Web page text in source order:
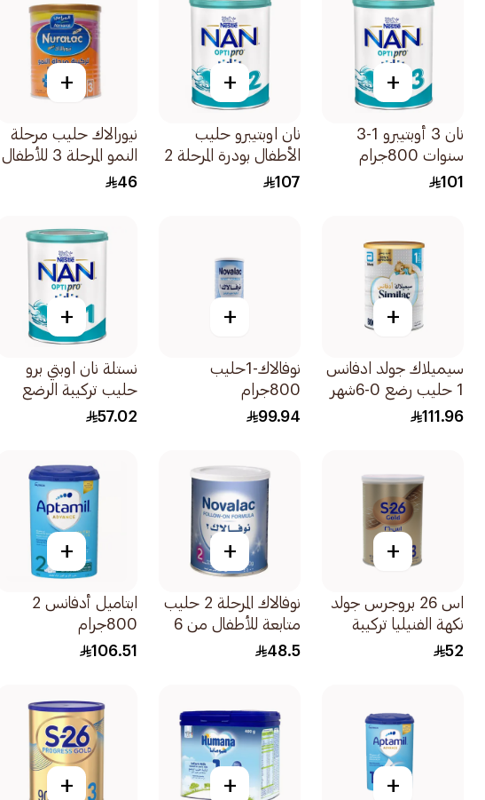
+
نان 3 أوبتيبرو 1-3
سنوات 800جرام
101
+
نان اوبتيبرو حليب
الأطفال بودرة المرحلة 2
800جرام
107
+
نيورالاك حليب مرحلة
النمو المرحلة 3 للأطفال
من عمر سنوات
46
+
سيميلاك جولد ادفانس
1 حليب رضع 0-6شهر
800جرام
111.96
+
نوفالاك-1حليب
800جرام
99.94
+
نستلة نان اوبتي برو
حليب تركيبة الرضع
57.02
+
اس 26 بروجرس جولد
نكهة الفنيليا تركيبة
لمرحلة نمو الأطفال
52
+
نوفالاك المرحلة 2 حليب
متابعة للأطفال من 6
إلى 12 شهر 400جرام
48.5
+
ابتاميل أدفانس 2
800جرام
106.51
+
+
+